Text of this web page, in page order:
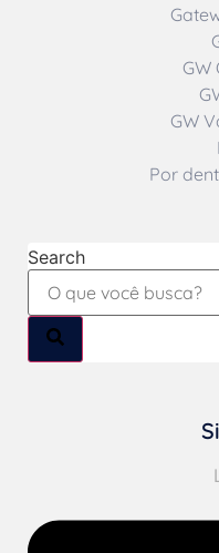
GW
GW
Por
Search